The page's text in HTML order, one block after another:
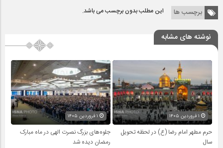
برچسب ها این مطلب بدون برچسب می باشد.
نوشته های مشابه
حرم مطهر امام رضا (ع) در لحظه تحویل
سال
جلوه‌های بزرگ نصرت الهی در ماه مبارک
رمضان دیده شد